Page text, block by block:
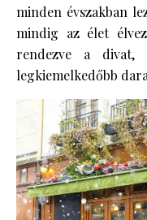
minden évszakban
mindig az élet
rendezve a
legkiemelkedőbb